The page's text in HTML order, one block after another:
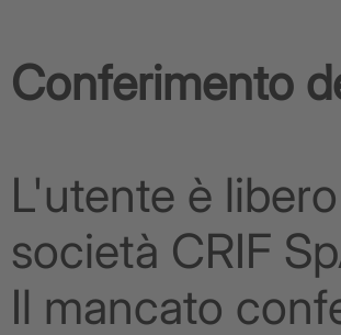
Conferimento
L'utente è
società CRIF
Il mancato